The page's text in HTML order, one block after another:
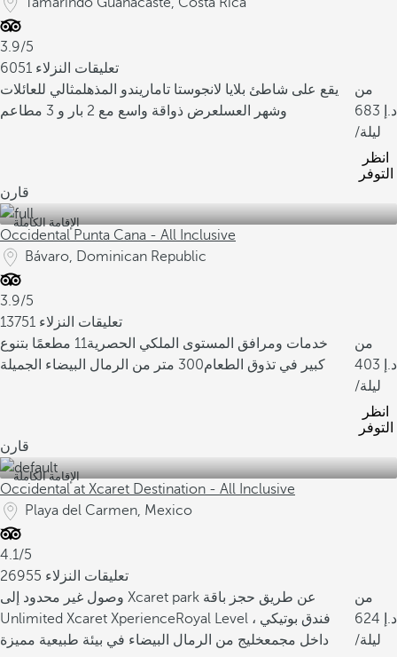
3.9/5
6051 تعليقات النزلاء
يقع على شاطئ بلايا لانجوستا تاماريندو المذهلمثالي للعائلات
وشهر العسلعرض ذواقة واسع مع 2 بار و 3 مطاعم
من
683
/ليلة
انظر
التوفر
قارن
الإقامة الكاملة
Occidental Punta Cana - All Inclusive
Bávaro, Dominican Republic
3.9/5
13751 تعليقات النزلاء
خدمات ومرافق المستوى الملكي الحصرية
11 مطعمًا بتنوع
كبير في تذوق الطعام300 متر من الرمال البيضاء الجميلة
من
403
/ليلة
انظر
التوفر
قارن
الإقامة الكاملة
Occidental at Xcaret Destination - All Inclusive
Playa del Carmen, Mexico
4.1/5
26955 تعليقات النزلاء
وصول غير محدود إلى Xcaret park عن طريق حجز باقة
Unlimited Xcaret XperienceRoyal Level ، فندق بوتيكي
داخل مجمعخليج من الرمال البيضاء في بيئة طبيعية مميزة
من
624
/ليلة